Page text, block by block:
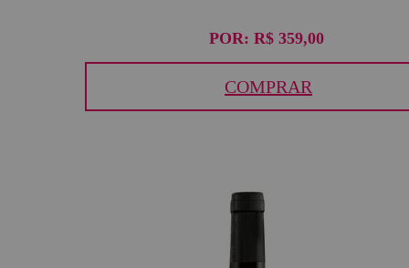
POR: R$ 359,00
COMPRAR